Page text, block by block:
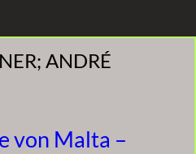
ANDRÉ
von Malta –